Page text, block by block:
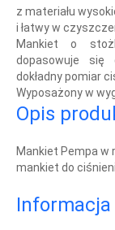
z materiału
i łatwy w
Mankiet o
dopasowuje się
dokładny pomiar
Wyposażony w
Opis
Mankiet Pempa w
mankiet do